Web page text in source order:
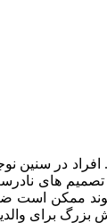
در سنین
های
ممکن است
بزرگ برای